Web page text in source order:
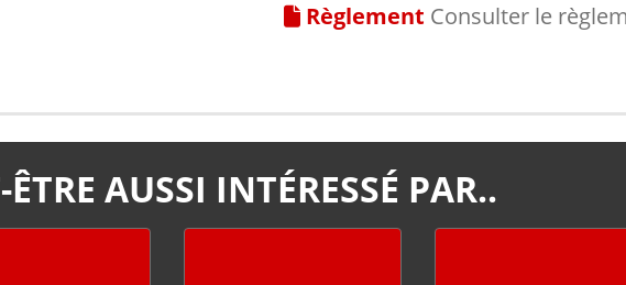
Règlement Consulter le
AUSSI INTÉRESSÉ PAR..